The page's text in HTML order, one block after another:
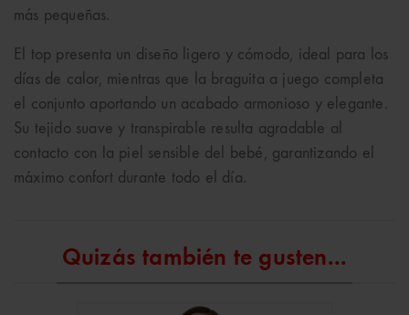
más pequeñas.
El top presenta un diseño ligero y cómodo, ideal para los
días de calor, mientras que la braguita a juego completa
el conjunto aportando un acabado armonioso y elegante.
Su tejido suave y transpirable resulta agradable al
contacto con la piel sensible del bebé, garantizando el
máximo confort durante todo el día.
Quizás también te gusten...